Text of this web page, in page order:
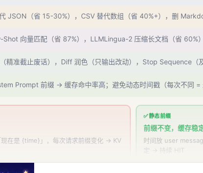
JSON（省 15-30%），CSV 替代数组（省 40%+），删
Shot 向量匹配（省 87%），LLMLingua-2 压缩长文档（省 60%
精准截止废话），Diff 润色（只输出改动），Stop Sequence（
Prompt 前缀 → 缓存命中率高；避免动态时间戳（每次不同 =
在是 {time}」，每次请求前缀变化 → KV
✅ 静态前缀
前缀不变，缓存稳
时间放 user
定 → 持续 HIT